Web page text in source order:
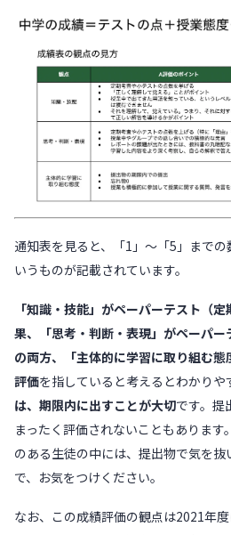
通知表を見ると、「1」〜「5」まで
いうものが記載されています。
「知識・技能」がペーパーテスト（
果、「思考・判断・表現」がペーパ
の両方、「主体的に学習に取り組む
評価を指していると考えるとわかりや
は、期限内に出すことが大切です。提
まったく評価されないこともありま
のある生徒の中には、提出物で気を
で、お気をつけください。
なお、この成績評価の観点は2021年